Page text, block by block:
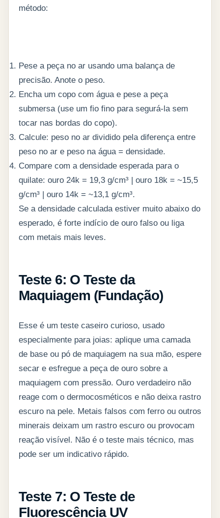
método:
Pese a peça no ar usando uma balança de
precisão. Anote o peso.
Encha um copo com água e pese a peça
submersa (use um fio fino para segurá-la sem
tocar nas bordas do copo).
Calcule: peso no ar dividido pela diferença entre
peso no ar e peso na água = densidade.
Compare com a densidade esperada para o
quilate: ouro 24k = 19,3 g/cm³ | ouro 18k = ~15,5
g/cm³ | ouro 14k = ~13,1 g/cm³.
Se a densidade calculada estiver muito abaixo do
esperado, é forte indício de ouro falso ou liga
com metais mais leves.
Teste 6: O Teste da
Maquiagem (Fundação)
Esse é um teste caseiro curioso, usado
especialmente para joias: aplique uma camada
de base ou pó de maquiagem na sua mão, espere
secar e esfregue a peça de ouro sobre a
maquiagem com pressão. Ouro verdadeiro não
reage com o dermocosméticos e não deixa rastro
escuro na pele. Metais falsos com ferro ou outros
minerais deixam um rastro escuro ou provocam
reação visível. Não é o teste mais técnico, mas
pode ser um indicativo rápido.
Teste 7: O Teste de
Fluorescência UV